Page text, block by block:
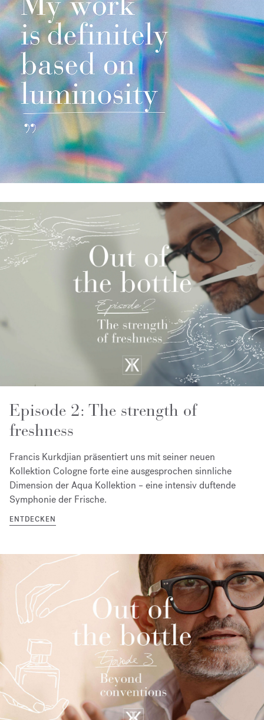
Episode 2: The strength of
freshness
Francis Kurkdjian präsentiert uns mit seiner neuen
Kollektion Cologne forte eine ausgesprochen sinnliche
Dimension der Aqua Kollektion – eine intensiv duftende
Symphonie der Frische.
ENTDECKEN